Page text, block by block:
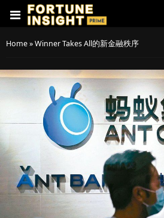
Home»Winner Takes All的新金融秩序